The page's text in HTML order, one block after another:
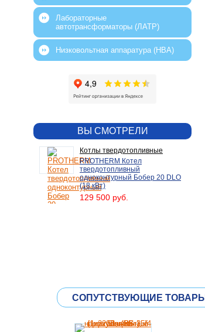
Лабораторные
автотрансформаторы (ЛАТР)
Низковольтная аппаратура (НВА)
ВЫ СМОТРЕЛИ
Котлы твердотопливные
PROTHERM Котел
твердотопливный
одноконтурный Бобер 20 DLO
(18 кВт)
129 500 руб.
СОПУТСТВУЮЩИЕ ТОВАРЫ